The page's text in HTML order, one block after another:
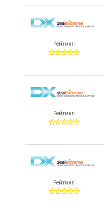
Рейтинг:
Рейтинг:
Рейтинг: